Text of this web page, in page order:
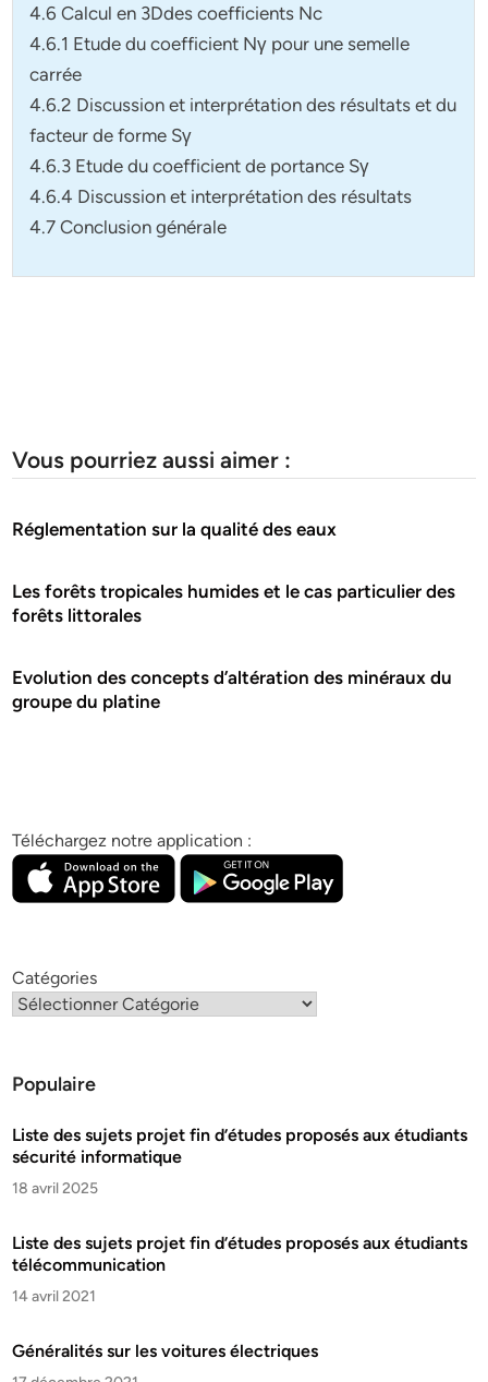
4.6 Calcul en 3Ddes coefficients Nc
4.6.1 Etude du coefficient Nγ pour une semelle
carrée
4.6.2 Discussion et interprétation des résultats et du
facteur de forme Sγ
4.6.3 Etude du coefficient de portance Sγ
4.6.4 Discussion et interprétation des résultats
4.7 Conclusion générale
Vous pourriez aussi aimer :
Réglementation sur la qualité des eaux
Les forêts tropicales humides et le cas particulier des
forêts littorales
Evolution des concepts d’altération des minéraux du
groupe du platine
Téléchargez notre application :
Catégories
Populaire
Liste des sujets projet fin d’études proposés aux étudiants
sécurité informatique
18 avril 2025
Liste des sujets projet fin d’études proposés aux étudiants
télécommunication
14 avril 2021
Généralités sur les voitures électriques